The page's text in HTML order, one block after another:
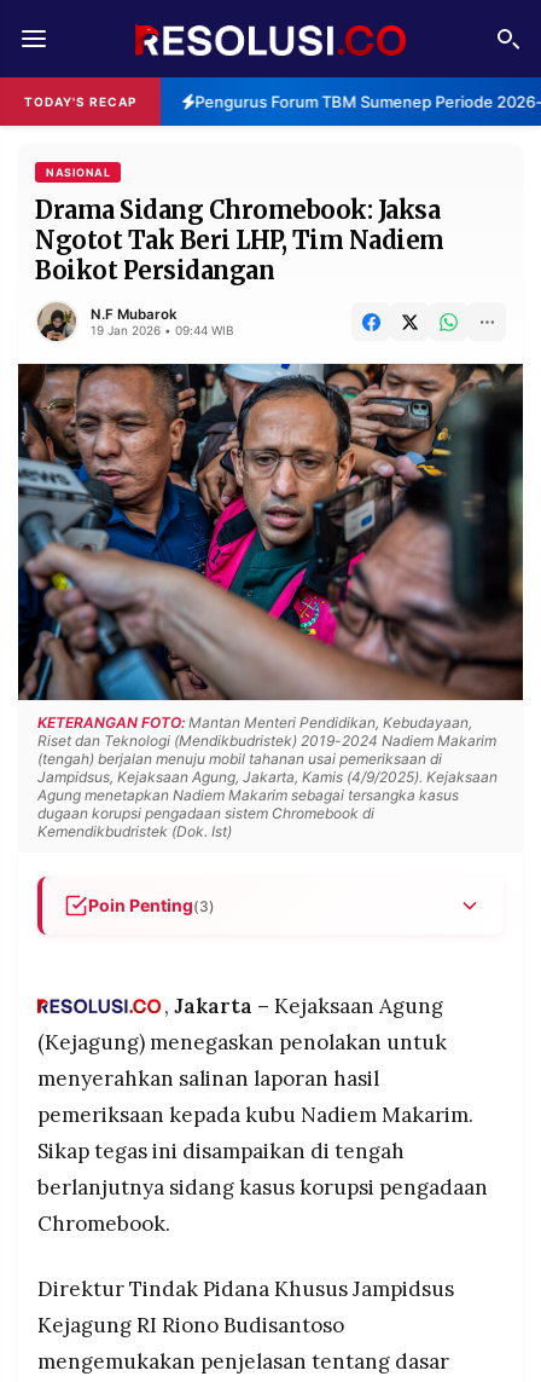
TODAY'S RECAP Pengurus Forum TBM Sumenep Periode
REDAKSI TENTANG
RESOLUSI IKLAN
RUBRIKASI
EDITORIAL AKSARA
FINANSIA PERSONA
DAERAH NASIONAL
MANCA SPORT
INFORMASI
PRIVACY
POLICY
BERITA
WARGA
INFORMASI
IKLAN
KIRIM
TULISAN
PENGADUAN TERM
OF
SERVICE
IKUTI
KAMI
©
RESOLUSI
PRAMUDITA
Resolusi.co
RESOLUSI
MEDIA
PRAMUDITA
NASIONAL
Drama Sidang Chromebook: Jaksa
Ngotot Tak Beri LHP, Tim Nadiem
Boikot Persidangan
N.F Mubarok
19 Jan 2026 • 09:44 WIB
KETERANGAN FOTO: Mantan Menteri Pendidikan, Kebudayaan,
Riset dan Teknologi (Mendikbudristek) 2019-2024 Nadiem Makarim
(tengah) berjalan menuju mobil tahanan usai pemeriksaan di
Jampidsus, Kejaksaan Agung, Jakarta, Kamis (4/9/2025). Kejaksaan
Agung menetapkan Nadiem Makarim sebagai tersangka kasus
dugaan korupsi pengadaan sistem Chromebook di
Kemendikbudristek (Dok. Ist)
Poin Penting(3)
dengan alasan tidak ada aturan yang
yang akan diungkap saat pembuktian sidang
Kuasa hukum Nadiem, Ari Yusuf Amir, ancam
mogok sidang 19 Januari jika tidak terima audit
BPKP, minta jaksa hormati putusan sela majelis
hakim seperti mereka hormati penolakan eksepsi
Ketegangan muncul karena jaksa tidak penuhi
permintaan hakim serahkan salinan barang bukti
ke tahap pembuktian setelah eksepsi kubu
, Jakarta – Kejaksaan Agung
(Kejagung) menegaskan penolakan untuk
menyerahkan salinan laporan hasil
pemeriksaan kepada kubu Nadiem Makarim.
Sikap tegas ini disampaikan di tengah
berlanjutnya sidang kasus korupsi pengadaan
Chromebook.
Direktur Tindak Pidana Khusus Jampidsus
Kejagung RI Riono Budisantoso
mengemukakan penjelasan tentang dasar